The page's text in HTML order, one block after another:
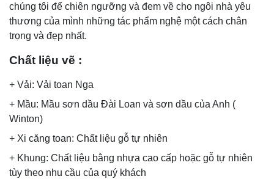
chúng tôi để chiên ngưỡng và đem về cho ngôi nhà yêu
thương của mình những tác phẩm nghệ một cách chân
trọng và đẹp nhất.
Chất liệu vẽ :
+ Vải: Vải toan Nga
+ Mầu: Mầu sơn dầu Đài Loan và sơn dầu của Anh (
Winton)
+ Xi căng toan: Chất liệu gỗ tự nhiên
+ Khung: Chất liệu bằng nhựa cao cấp hoặc gỗ tự nhiên
tùy theo nhu cầu của quý khách